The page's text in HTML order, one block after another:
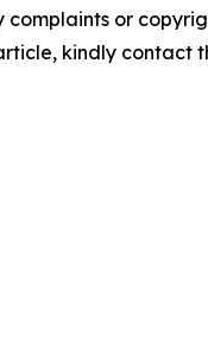
or
kindly contact